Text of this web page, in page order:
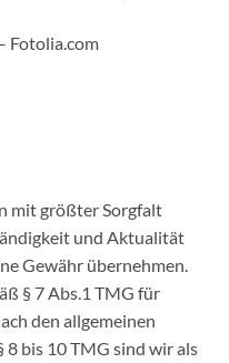
Fotolia.com
mit größter Sorgfalt
und Aktualität
Gewähr übernehmen.
§ 7 Abs.1 TMG für
den allgemeinen
bis 10 TMG sind wir als